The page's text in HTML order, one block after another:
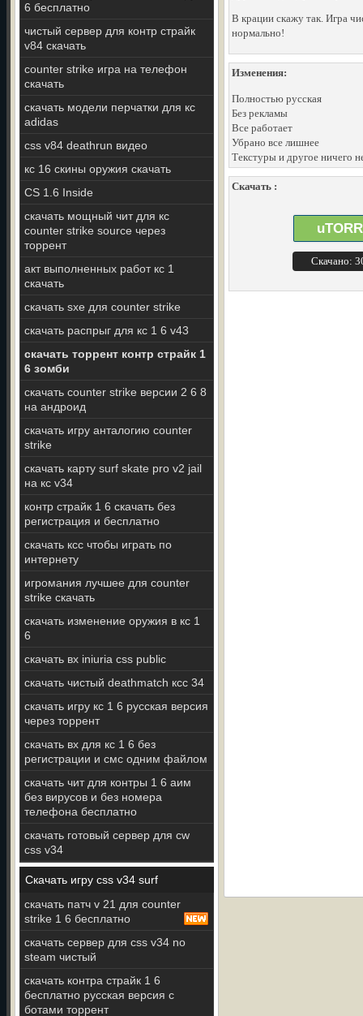
6 бесплатно
чистый сервер для контр страйк
v84 скачать
counter strike игра на телефон
скачать
скачать модели перчатки для кс
adidas
css v84 deathrun видео
кс 16 скины оружия скачать
CS 1.6 Inside
скачать мощный чит для кс
counter strike source через
торрент
акт выполненных работ кс 1
скачать
скачать sxe для counter strike
скачать распрыг для кс 1 6 v43
скачать торрент контр страйк 1
6 зомби
скачать counter strike версии 2 6 8
на андроид
скачать игру анталогию counter
strike
скачать карту surf skate pro v2 jail
на кс v34
контр страйк 1 6 скачать без
регистрация и бесплатно
скачать ксс чтобы играть по
интернету
игромания лучшее для counter
strike скачать
скачать изменение оружия в кс 1
6
скачать вх iniuria css public
скачать чистый deathmatch ксс 34
скачать игру кс 1 6 русская версия
через торрент
скачать вх для кс 1 6 без
регистрации и смс одним файлом
скачать чит для контры 1 6 аим
без вирусов и без номера
телефона бесплатно
скачать готовый сервер для cw
css v34
Скачать игру css v34 surf
скачать патч v 21 для counter
strike 1 6 бесплатно
скачать сервер для css v34 no
steam чистый
скачать контра страйк 1 6
бесплатно русская версия с
ботами торрент
В крации скажу так. Игра
нормально!
Изменения:
Полностью русская
Без рекламы
Все работает
Убрано все лишнее
Текстуры и другое ничего
Скачать :
Скачано: